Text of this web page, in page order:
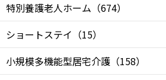
特別養護老人ホーム （674）
ショートステイ （15）
小規模多機能型居宅介護 （158）